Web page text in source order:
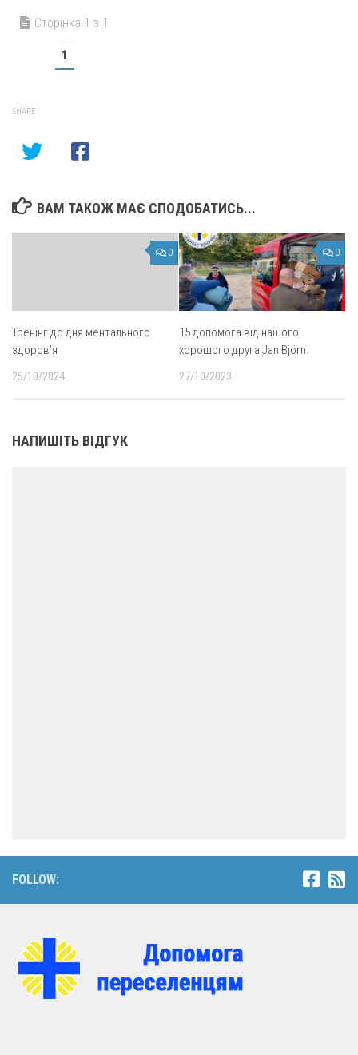
Сторінка 1 з 1
1
SHARE
ВАМ ТАКОЖ МАЄ СПОДОБАТИСЬ...
0
Тренінг до дня ментального
здоровʼя
25/10/2024
0
15 допомога від нашого
хорошого друга Jan Björn.
27/10/2023
НАПИШІТЬ ВІДГУК
FOLLOW: